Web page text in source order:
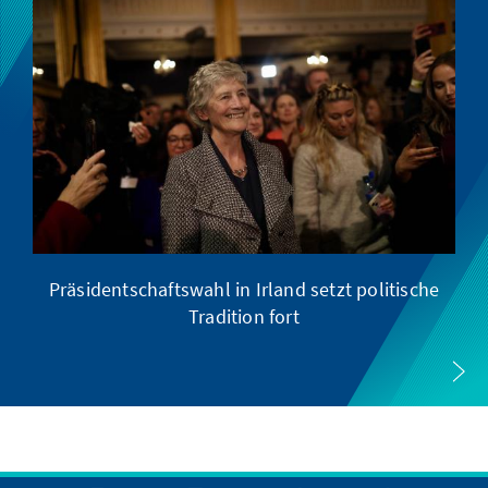
Präsidentschaftswahl in Irland setzt politische
Tradition fort